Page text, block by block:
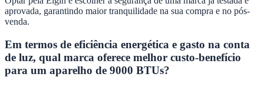
aprovada, garantindo maior tranquilidade na sua compra e no pós-
venda.
Em termos de eficiência energética e gasto na conta
de luz, qual marca oferece melhor custo-benefício
para um aparelho de 9000 BTUs?